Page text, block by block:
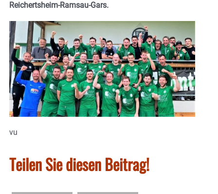
Reichertsheim-Ramsau-Gars.
vu
Teilen Sie diesen Beitrag!